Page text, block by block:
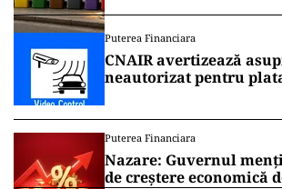
Puterea Financiara
CNAIR avertizează
neautorizat pentru
Puterea Financiara
Nazare: Guvernul
de creștere economică